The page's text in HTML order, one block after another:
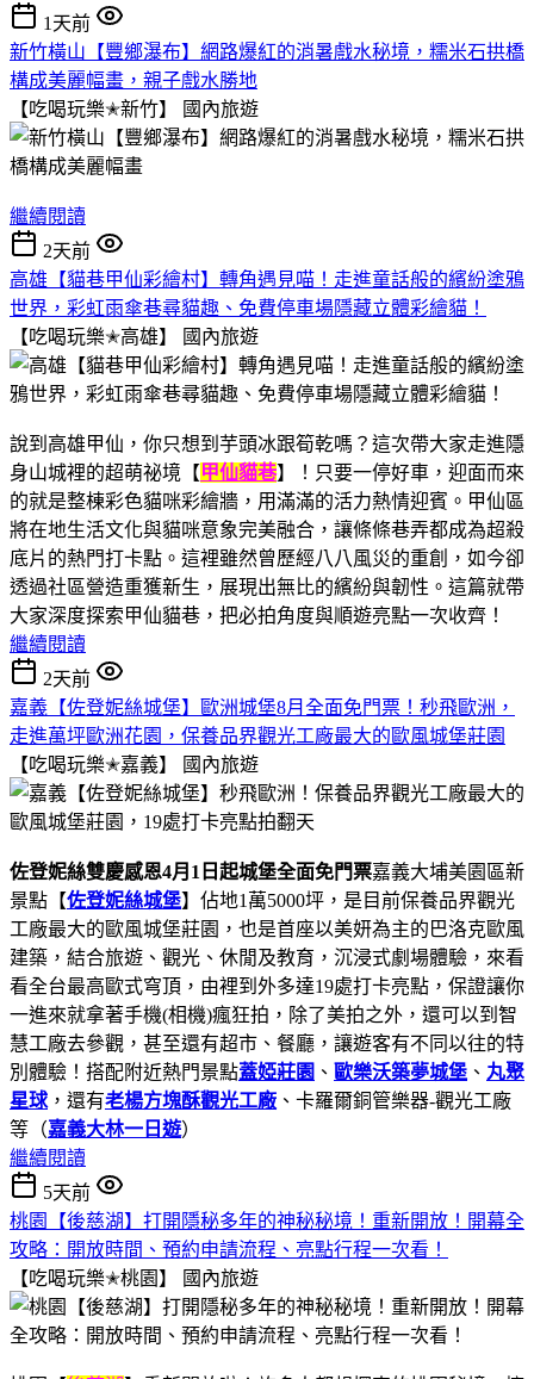
1天前
新竹橫山【豐鄉瀑布】網路爆紅的消暑戲水秘境，糯米石拱橋
構成美麗幅畫，親子戲水勝地
【吃喝玩樂✭新竹】
國內旅遊
繼續閱讀
2天前
高雄【貓巷甲仙彩繪村】轉角遇見喵！走進童話般的繽紛塗鴉
世界，彩虹雨傘巷尋貓趣、免費停車場隱藏立體彩繪貓！
【吃喝玩樂✭高雄】
國內旅遊
說到高雄甲仙，你只想到芋頭冰跟筍乾嗎？這次帶大家走進隱
身山城裡的超萌祕境【甲仙貓巷】！只要一停好車，迎面而來
的就是整棟彩色貓咪彩繪牆，用滿滿的活力熱情迎賓。甲仙區
將在地生活文化與貓咪意象完美融合，讓條條巷弄都成為超殺
底片的熱門打卡點。這裡雖然曾歷經八八風災的重創，如今卻
透過社區營造重獲新生，展現出無比的繽紛與韌性。這篇就帶
大家深度探索甲仙貓巷，把必拍角度與順遊亮點一次收齊！
繼續閱讀
2天前
嘉義【佐登妮絲城堡】歐洲城堡8月全面免門票！秒飛歐洲，
走進萬坪歐洲花園，保養品界觀光工廠最大的歐風城堡莊園
【吃喝玩樂✭嘉義】
國內旅遊
佐登妮絲雙慶感恩4月1日起城堡全面免門票嘉義大埔美園區新
景點【佐登妮絲城堡】佔地1萬5000坪，是目前保養品界觀光
工廠最大的歐風城堡莊園，也是首座以美妍為主的巴洛克歐風
建築，結合旅遊、觀光、休閒及教育，沉浸式劇場體驗，來看
看全台最高歐式穹頂，由裡到外多達19處打卡亮點，保證讓你
一進來就拿著手機(相機)瘋狂拍，除了美拍之外，還可以到智
慧工廠去參觀，甚至還有超市、餐廳，讓遊客有不同以往的特
別體驗！搭配附近熱門景點蓋婭莊園 、 歐樂沃築夢城堡 、 丸聚
星球 ，還有老楊方塊酥觀光工廠 、卡羅爾銅管樂器-觀光工廠
等（嘉義大林一日遊）
繼續閱讀
5天前
桃園【後慈湖】打開隱秘多年的神秘秘境！重新開放！開幕全
攻略：開放時間、預約申請流程、亮點行程一次看！
【吃喝玩樂✭桃園】
國內旅遊